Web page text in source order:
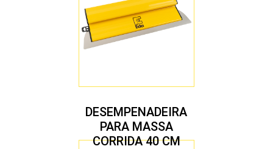
DESEMPENADEIRA
PARA MASSA
CORRIDA 40 CM